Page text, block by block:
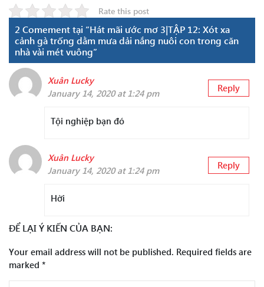
Rate this post
2 Comement tại “Hát mãi ước mơ 3|TẬP 12: Xót xa
cảnh gà trống dằm mưa dải nắng nuôi con trong căn
nhà vài mét vuông”
Xuân Lucky
January 14, 2020 at 1:24 pm
Reply
Tội nghiệp bạn đó
Xuân Lucky
January 14, 2020 at 1:24 pm
Reply
Hời
ĐỂ LẠI Ý KIẾN CỦA BẠN:
Your email address will not be published. Required fields are
marked *